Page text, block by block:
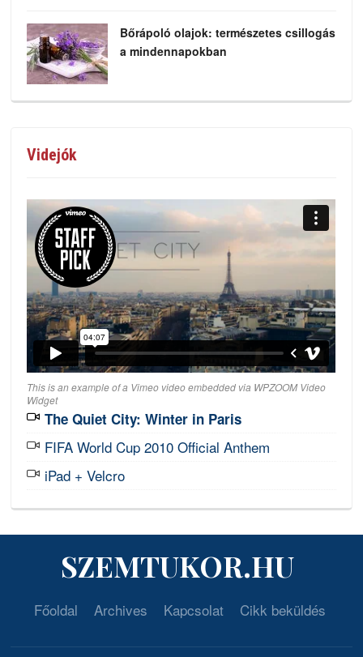
Bőrápoló olajok: természetes csillogás
a mindennapokban
Videjók
This is an example of a Vimeo video embedded via WPZOOM Video
Widget
The Quiet City: Winter in Paris
FIFA World Cup 2010 Official Anthem
iPad + Velcro
SZEMTUKOR.HU
Főoldal Archives Kapcsolat Cikk beküldés